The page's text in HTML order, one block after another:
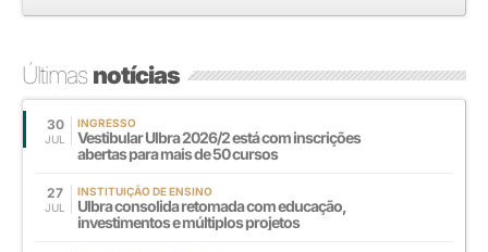
Últimasnotícias
30
JUL
INGRESSO
Vestibular Ulbra 2026/2 está com inscrições
abertas para mais de 50 cursos
27
JUL
INSTITUIÇÃO DE ENSINO
Ulbra consolida retomada com educação,
investimentos e múltiplos projetos